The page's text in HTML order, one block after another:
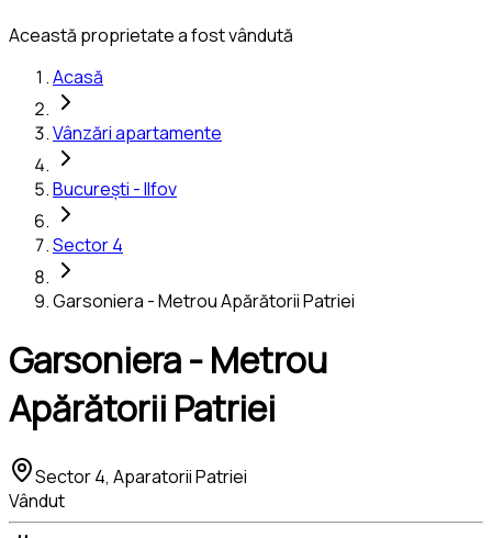
Această proprietate a fost vândută
Acasă
Vânzări apartamente
București - Ilfov
Sector 4
Garsoniera - Metrou Apărătorii Patriei
Garsoniera - Metrou
Apărătorii Patriei
Sector 4, Aparatorii Patriei
Vândut